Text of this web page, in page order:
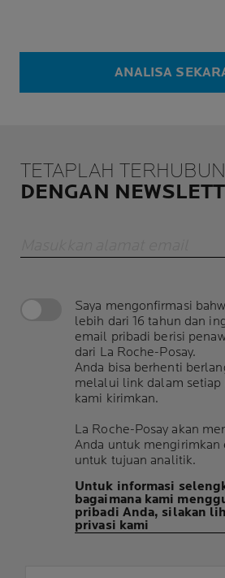
ANALISA
TETAPLAH
DENGAN
Saya mengonfirmasi
lebih dari 16 tahun dan
email pribadi berisi
dari La Roche-Posay.
Anda bisa berhenti
melalui link dalam setiap
kami kirimkan.
La Roche-Posay akan
Anda untuk mengirimkan
untuk tujuan analitik.
Untuk informasi
bagaimana kami
pribadi Anda, silakan
privasi kami